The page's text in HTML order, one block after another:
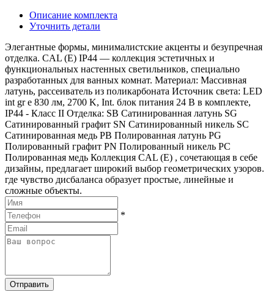
Описание комплекта
Уточнить детали
Элегантные формы, минималистские акценты и безупречная
отделка. CAL (E) IP44 — коллекция эстетичных и
функциональных настенных светильников, специально
разработанных для ванных комнат. Материал: Массивная
латунь, рассеиватель из поликарбоната Источник света: LED
int gr e 830 лм, 2700 K, Int. блок питания 24 В в комплекте,
IP44 - Класс II Отделка: SB Сатинированная латунь SG
Сатинированный графит SN Сатинированный никель SC
Сатинированная медь PB Полированная латунь PG
Полированный графит PN Полированный никель PC
Полированная медь Коллекция CAL (E) , сочетающая в себе
дизайны, предлагает широкий выбор геометрических узоров.
где чувство дисбаланса образует простые, линейные и
сложные объекты.
*
Отправить